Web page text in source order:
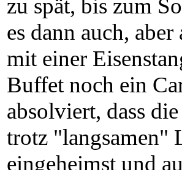
zu spät, bis zum
es dann auch,
mit einer
Buffet noch ein
absolviert, dass
trotz "langsamen"
eingeheimst und